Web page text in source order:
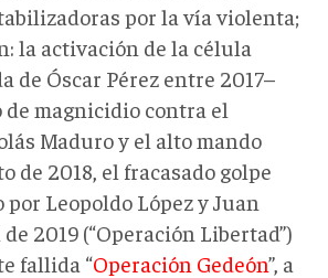
por la vía violenta;
la activación de la célula
de Óscar Pérez entre 2017–
magnicidio contra el
Maduro y el alto mando
de 2018, el fracasado golpe
Leopoldo López y Juan
2019 (“Operación Libertad”)
fallida “Operación Gedeón”, a